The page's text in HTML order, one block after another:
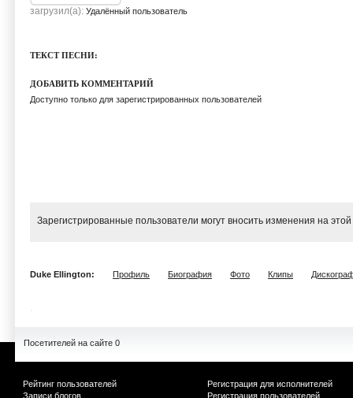
загрузил(а): Удалённый пользователь
ТЕКСТ ПЕСНИ:
ДОБАВИТЬ КОММЕНТАРИЙ
Доступно только для зарегистрированных пользователей
Зарегистрированные пользователи могут вносить изменения на
Duke Ellington: Профиль Биография Фото Клипы
Посетителей на сайте 0
Рейтинг пользователей
Записи блогов
Регистрация для исполнителей
Регистрация пользователей